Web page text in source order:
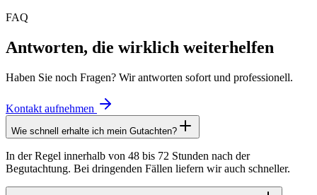
FAQ
Antworten, die wirklich weiterhelfen
Haben Sie noch Fragen? Wir antworten sofort und professionell.
Kontakt aufnehmen
Wie schnell erhalte ich mein Gutachten?
In der Regel innerhalb von 48 bis 72 Stunden nach der
Begutachtung. Bei dringenden Fällen liefern wir auch schneller.